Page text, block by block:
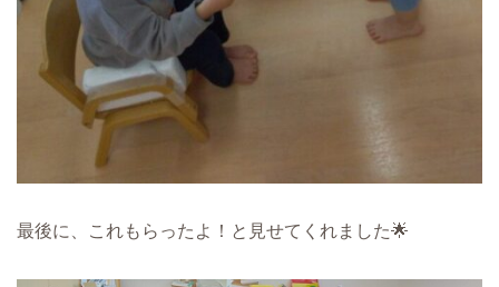
最後に、これもらったよ！と見せてくれました🌟